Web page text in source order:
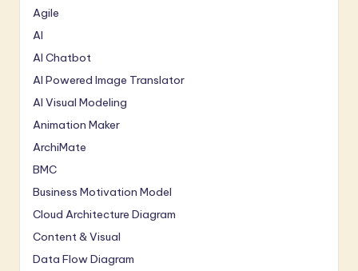
Agile
AI
AI Chatbot
AI Powered Image Translator
AI Visual Modeling
Animation Maker
ArchiMate
BMC
Business Motivation Model
Cloud Architecture Diagram
Content & Visual
Data Flow Diagram